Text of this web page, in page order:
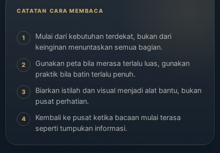
CARA MEMBACA
1
Mulai dari kebutuhan terdekat, bukan dari
keinginan menuntaskan semua bagian.
2
Gunakan peta bila merasa terlalu luas, gunakan
praktik bila batin terlalu penuh.
3
Biarkan istilah dan visual menjadi alat bantu, bukan
pusat perhatian.
4
Kembali ke pusat ketika bacaan mulai terasa
seperti tumpukan informasi.